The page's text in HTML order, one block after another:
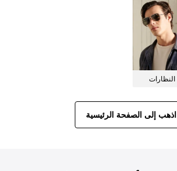
النظارات
اذهب إلى الصفحة الرئيسية